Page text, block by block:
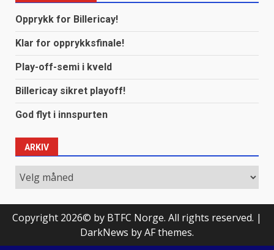
Opprykk for Billericay!
Klar for opprykksfinale!
Play-off-semi i kveld
Billericay sikret playoff!
God flyt i innspurten
ARKIV
Arkiv
Copyright 2026© by BTFC Norge. All rights reserved. |
DarkNews by AF themes.